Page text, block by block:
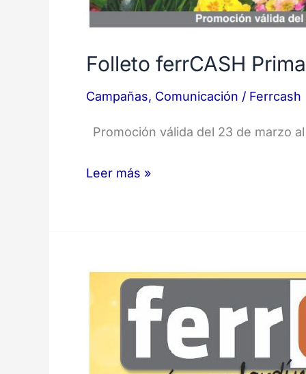
Folleto ferrCASH
Campañas, Comunicación / Ferrcash
Promoción válida del 23 de marzo
Leer más »
Folleto
ferrCASH
Primavera